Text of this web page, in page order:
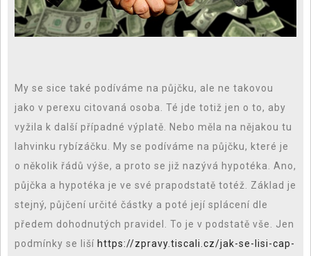
My se sice také podíváme na půjčku, ale ne takovou
jako v perexu citovaná osoba. Té jde totiž jen o to, aby
vyžila k další případné výplatě. Nebo měla na nějakou tu
lahvinku rybízáčku. My se podíváme na půjčku, které je
o několik řádů výše, a proto se již nazývá hypotéka. Ano,
půjčka a hypotéka je ve své prapodstatě totéž. Základ je
stejný, půjčení určité částky a poté její splácení dle
předem dohodnutých pravidel. To je v podstatě vše. Jen
podmínky se liší https://zpravy.tiscali.cz/jak-se-lisi-cap-